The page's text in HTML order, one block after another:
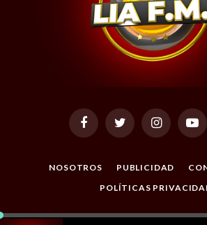
FacebookTwitter Instagram
NOSOTROS PUBLICIDAD
POLÍTICAS
© 2026 Todos los Derechos Reservados.